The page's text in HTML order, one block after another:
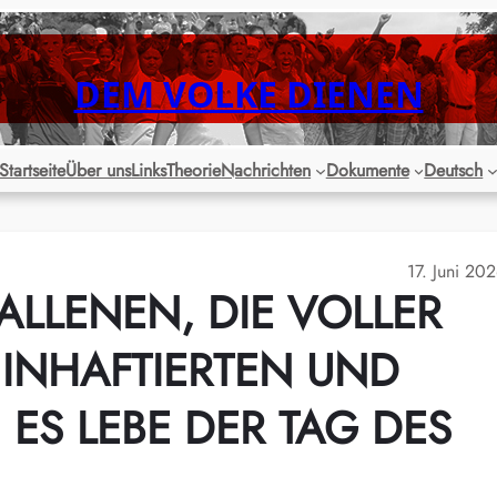
DEM VOLKE DIENEN
StartseiteÜber unsLinksTheorieNachrichten Dokumente Deutsch
17. Juni
DIE VOLLER
UND
LEBE DER TAG DES